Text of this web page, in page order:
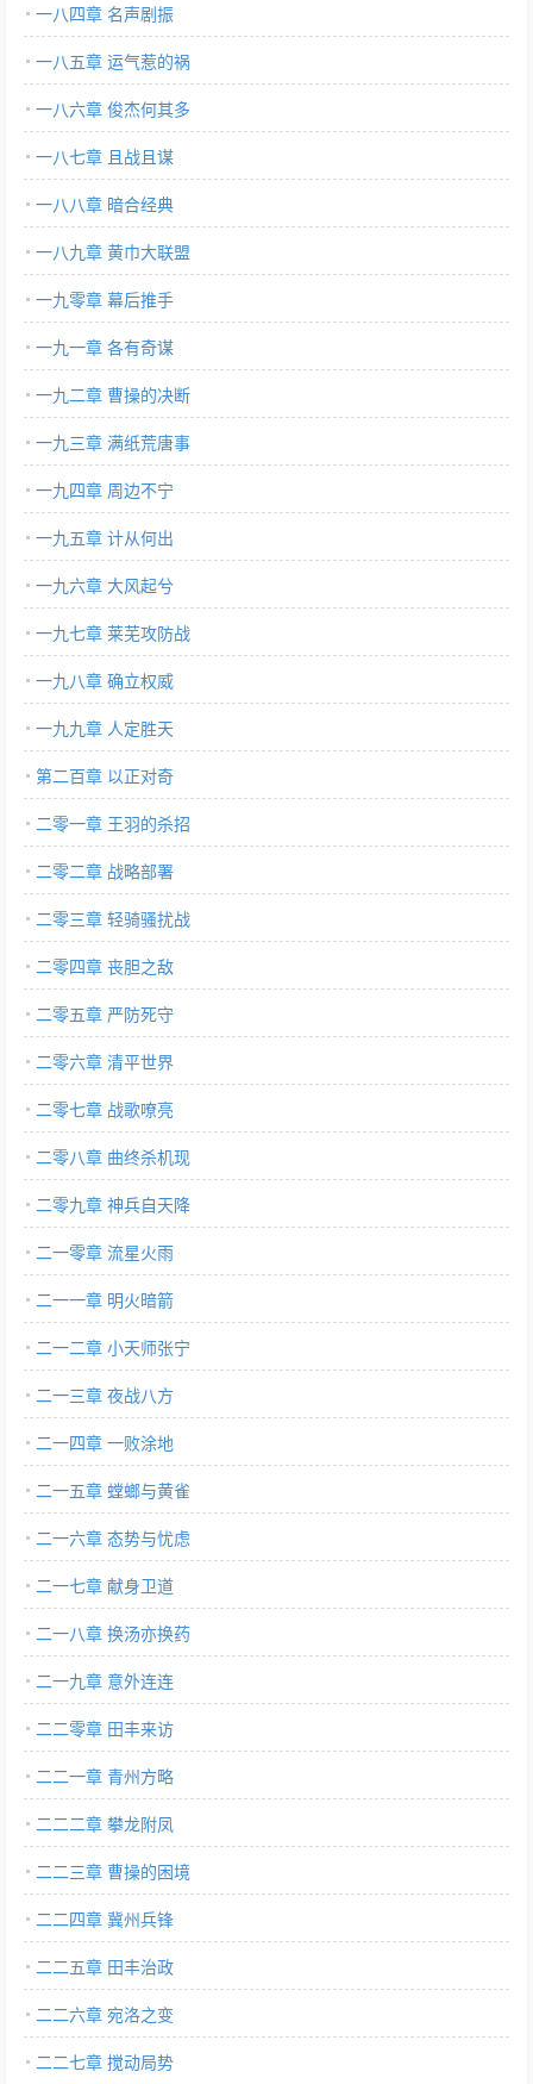
一八四章 名声剧振
一八五章 运气惹的祸
一八六章 俊杰何其多
一八七章 且战且谋
一八八章 暗合经典
一八九章 黄巾大联盟
一九零章 幕后推手
一九一章 各有奇谋
一九二章 曹操的决断
一九三章 满纸荒唐事
一九四章 周边不宁
一九五章 计从何出
一九六章 大风起兮
一九七章 莱芜攻防战
一九八章 确立权威
一九九章 人定胜天
第二百章 以正对奇
二零一章 王羽的杀招
二零二章 战略部署
二零三章 轻骑骚扰战
二零四章 丧胆之敌
二零五章 严防死守
二零六章 清平世界
二零七章 战歌嘹亮
二零八章 曲终杀机现
二零九章 神兵自天降
二一零章 流星火雨
二一一章 明火暗箭
二一二章 小天师张宁
二一三章 夜战八方
二一四章 一败涂地
二一五章 螳螂与黄雀
二一六章 态势与忧虑
二一七章 献身卫道
二一八章 换汤亦换药
二一九章 意外连连
二二零章 田丰来访
二二一章 青州方略
二二二章 攀龙附凤
二二三章 曹操的困境
二二四章 冀州兵锋
二二五章 田丰治政
二二六章 宛洛之变
二二七章 搅动局势